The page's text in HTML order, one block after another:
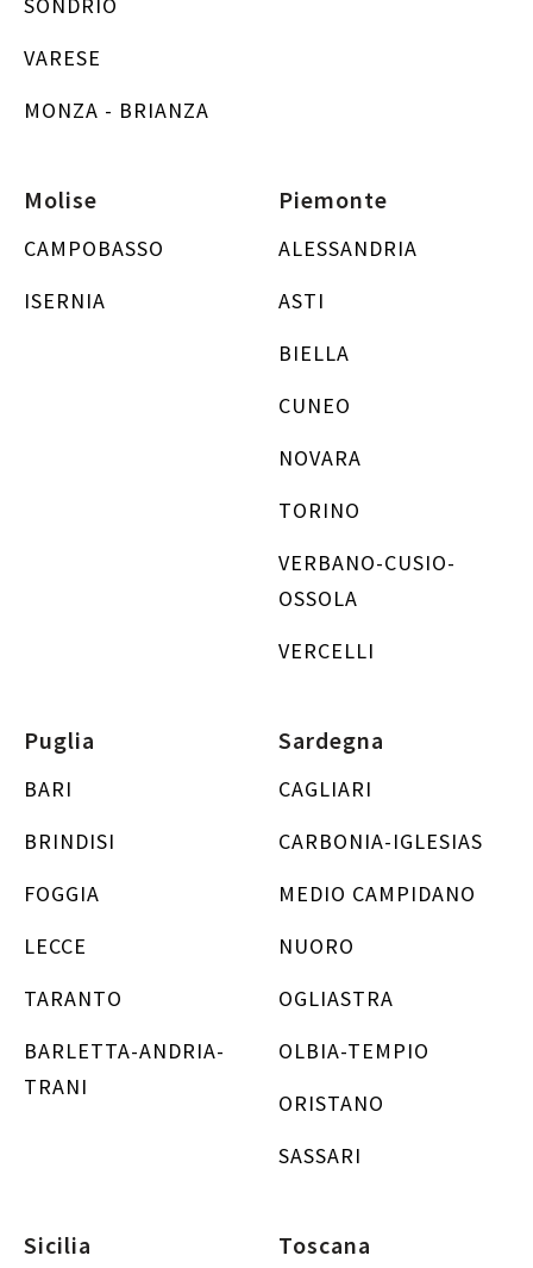
VARESE
MONZA - BRIANZA
Molise
CAMPOBASSO
ISERNIA
Piemonte
ALESSANDRIA
ASTI
BIELLA
CUNEO
NOVARA
TORINO
VERBANO-CUSIO-
OSSOLA
VERCELLI
Puglia
BARI
BRINDISI
FOGGIA
LECCE
TARANTO
BARLETTA-ANDRIA-
TRANI
Sardegna
CAGLIARI
CARBONIA-IGLESIAS
MEDIO CAMPIDANO
NUORO
OGLIASTRA
OLBIA-TEMPIO
ORISTANO
SASSARI
Sicilia Toscana